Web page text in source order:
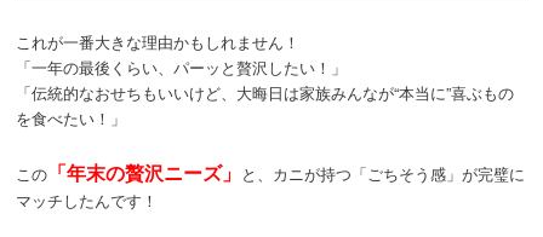
これが一番大きな理由かもしれません！
「一年の最後くらい、パーッと贅沢したい！」
「伝統的なおせちもいいけど、大晦日は家族みんなが“本当に”喜ぶもの
を食べたい！」
この 「年末の贅沢ニーズ」 と、カニが持つ「ごちそう感」が完璧に
マッチしたんです！